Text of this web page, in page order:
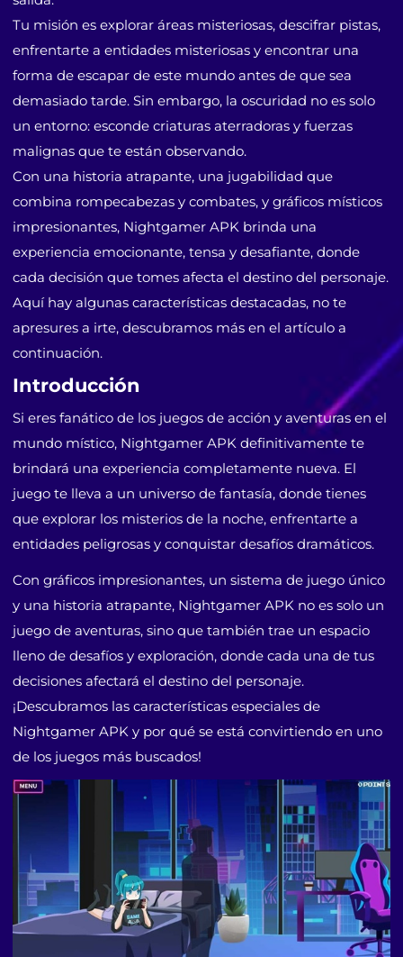
Tu misión es explorar áreas misteriosas, descifrar pistas,
enfrentarte a entidades misteriosas y encontrar una
forma de escapar de este mundo antes de que sea
demasiado tarde. Sin embargo, la oscuridad no es solo
un entorno: esconde criaturas aterradoras y fuerzas
malignas que te están observando.
Con una historia atrapante, una jugabilidad que
combina rompecabezas y combates, y gráficos místicos
impresionantes, Nightgamer APK brinda una
experiencia emocionante, tensa y desafiante, donde
cada decisión que tomes afecta el destino del personaje.
Aquí hay algunas características destacadas, no te
apresures a irte, descubramos más en el artículo a
continuación.
Introducción
Si eres fanático de los juegos de acción y aventuras en el
mundo místico, Nightgamer APK definitivamente te
brindará una experiencia completamente nueva. El
juego te lleva a un universo de fantasía, donde tienes
que explorar los misterios de la noche, enfrentarte a
entidades peligrosas y conquistar desafíos dramáticos.
Con gráficos impresionantes, un sistema de juego único
y una historia atrapante, Nightgamer APK no es solo un
juego de aventuras, sino que también trae un espacio
lleno de desafíos y exploración, donde cada una de tus
decisiones afectará el destino del personaje.
¡Descubramos las características especiales de
Nightgamer APK y por qué se está convirtiendo en uno
de los juegos más buscados!